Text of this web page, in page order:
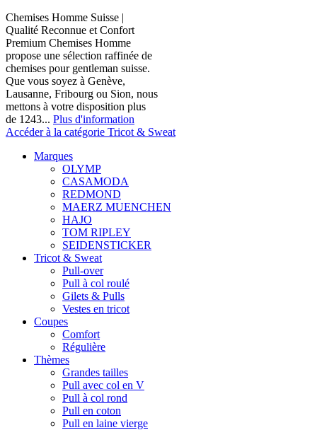
Chemises Homme Suisse |
Qualité Reconnue et Confort
Premium Chemises Homme
propose une sélection raffinée de
chemises pour gentleman suisse.
Que vous soyez à Genève,
Lausanne, Fribourg ou Sion, nous
mettons à votre disposition plus
de 1243... Plus d'information
Accéder à la catégorie Tricot & Sweat
Marques
OLYMP
CASAMODA
REDMOND
MAERZ MUENCHEN
HAJO
TOM RIPLEY
SEIDENSTICKER
Tricot & Sweat
Pull-over
Pull à col roulé
Gilets & Pulls
Vestes en tricot
Coupes
Comfort
Régulière
Thèmes
Grandes tailles
Pull avec col en V
Pull à col rond
Pull en coton
Pull en laine vierge